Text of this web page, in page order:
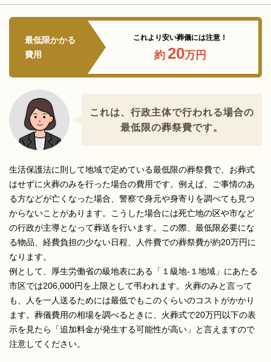
最低限かかる
費用
これより安い葬儀には注意！
約 20万円
これは、行政主体で行われる場合の
最低限の葬祭費です。
生活保護法に則して地域で定めている最低限の葬祭費で、お葬式
はせずに火葬のみを行った場合の費用です。例えば、ご事情のあ
る方などが亡くなった場合、警察で身元や身寄りを調べても見つ
からないことがあります。こうした場合には死亡地の区や市など
の行政が主導となって葬送を行います。この際、最低限必要にな
る物品、経費負担の少ない日程、人件費での葬祭費が約20万円に
なります。
例として、厚生労働省の級地表にある「１級地-１地域」にあたる
市区では206,000円を上限として弔われます。火葬のみと言って
も、人を一人送るためには最低でもこのくらいのコストがかかり
ます。葬儀費用の相場を調べるときに、火葬式で20万円以下の表
示を見たら「追加料金が発生する可能性が高い」と言えますので
注意してください。